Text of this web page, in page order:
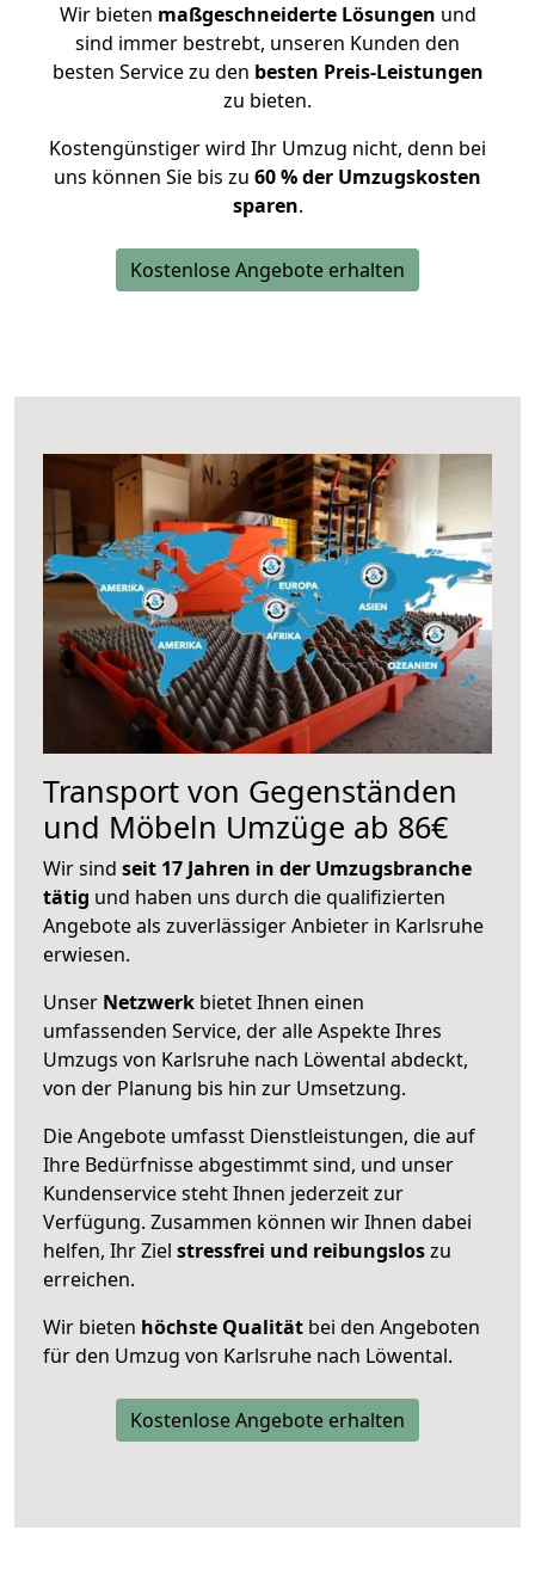
Wir bieten maßgeschneiderte Lösungen und
sind immer bestrebt, unseren Kunden den
besten Service zu den besten Preis-Leistungen
zu bieten.
Kostengünstiger wird Ihr Umzug nicht, denn bei
uns können Sie bis zu 60 % der Umzugskosten
sparen.
Kostenlose Angebote erhalten
Transport von Gegenständen
und Möbeln Umzüge ab 86€
Wir sind seit 17 Jahren in der Umzugsbranche
tätig und haben uns durch die qualifizierten
Angebote als zuverlässiger Anbieter in Karlsruhe
erwiesen.
Unser Netzwerk bietet Ihnen einen
umfassenden Service, der alle Aspekte Ihres
Umzugs von Karlsruhe nach Löwental abdeckt,
von der Planung bis hin zur Umsetzung.
Die Angebote umfasst Dienstleistungen, die auf
Ihre Bedürfnisse abgestimmt sind, und unser
Kundenservice steht Ihnen jederzeit zur
Verfügung. Zusammen können wir Ihnen dabei
helfen, Ihr Ziel stressfrei und reibungsloszu
erreichen.
Wir bieten höchste Qualität bei den Angeboten
für den Umzug von Karlsruhe nach Löwental.
Kostenlose Angebote erhalten